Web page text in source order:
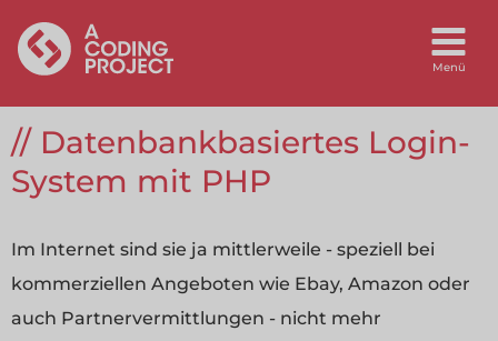
Datenbankbasiertes Login-
System mit PHP
Im Internet sind sie ja mittlerweile - speziell bei
kommerziellen Angeboten wie Ebay, Amazon oder
auch Partnervermittlungen - nicht mehr